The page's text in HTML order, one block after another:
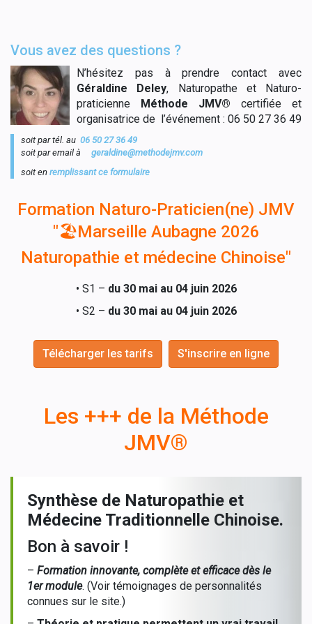
Vous avez des questions ?
N’hésitez pas à prendre contact avec
Géraldine Deley, Naturopathe et Naturo-
praticienne Méthode JMV® certifiée et
organisatrice de l’événement : 06 50 27 36 49
soit par tél. au 06 50 27 36 49
soit par email à geraldine@methodejmv.com
soit en remplissant ce formulaire
Formation Naturo-Praticien(ne) JMV
"🏖Marseille Aubagne 2026
Naturopathie et médecine Chinoise"
• S1 – du 30 mai au 04 juin 2026
• S2 – du 30 mai au 04 juin 2026
Télécharger les tarifs S'inscrire en ligne
Les +++ de la Méthode
JMV®
Synthèse de Naturopathie et
Médecine Traditionnelle Chinoise.
Bon à savoir !
– Formation innovante, complète et efficace dès le
1er module. (Voir témoignages de personnalités
connues sur le site.)